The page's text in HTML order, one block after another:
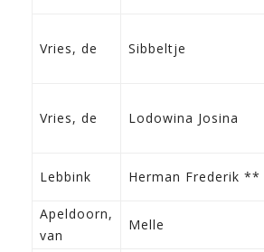
Vries, de Sibbeltje
Vries, de Lodowina Josina
Lebbink Herman Frederik **
Apeldoorn,
van
Melle